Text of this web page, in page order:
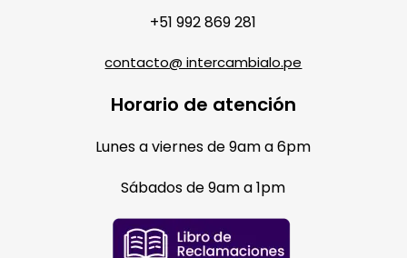
+51 992 869 281
contacto@ intercambialo.pe
Horario de atención
Lunes a viernes de 9am a 6pm
Sábados de 9am a 1pm